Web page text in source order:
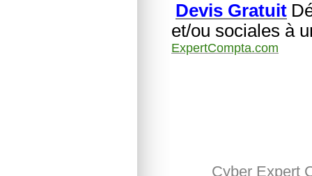
Devis Gratuit
et/ou sociales à
ExpertCompta.com
Cyber Expert